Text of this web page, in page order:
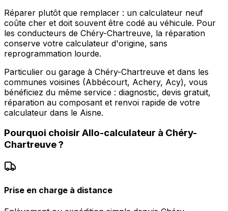
Réparer plutôt que remplacer : un calculateur neuf
coûte cher et doit souvent être codé au véhicule. Pour
les conducteurs de Chéry-Chartreuve, la réparation
conserve votre calculateur d'origine, sans
reprogrammation lourde.
Particulier ou garage à Chéry-Chartreuve et dans les
communes voisines (Abbécourt, Achery, Acy), vous
bénéficiez du même service : diagnostic, devis gratuit,
réparation au composant et renvoi rapide de votre
calculateur dans le Aisne.
Pourquoi choisir Allo-calculateur à Chéry-
Chartreuve?
Prise en charge à distance